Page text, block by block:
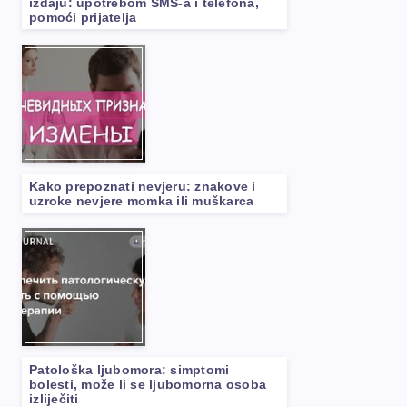
pomoći prijatelja
Kako prepoznati nevjeru: znakove i
uzroke nevjere momka ili muškarca
Patološka ljubomora: simptomi
bolesti, može li se ljubomorna osoba
izliječiti